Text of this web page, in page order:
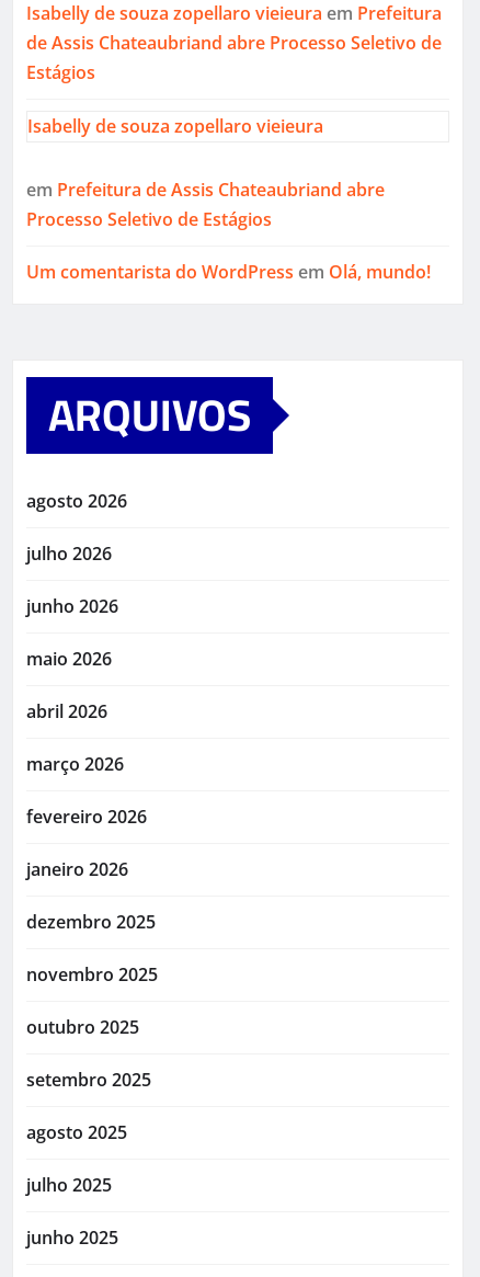
Isabelly de souza zopellaro vieieura em Prefeitura
de Assis Chateaubriand abre Processo Seletivo de
Estágios
Isabelly de souza zopellaro vieieura
em Prefeitura de Assis Chateaubriand abre
Processo Seletivo de Estágios
Um comentarista do WordPress em Olá, mundo!
ARQUIVOS
agosto 2026
julho 2026
junho 2026
maio 2026
abril 2026
março 2026
fevereiro 2026
janeiro 2026
dezembro 2025
novembro 2025
outubro 2025
setembro 2025
agosto 2025
julho 2025
junho 2025